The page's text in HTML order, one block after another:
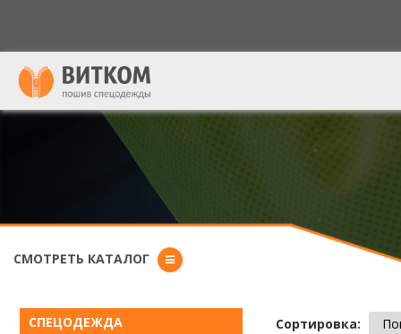
СМОТРЕТЬ КАТАЛОГ
СПЕЦОДЕЖДА Сортировка: